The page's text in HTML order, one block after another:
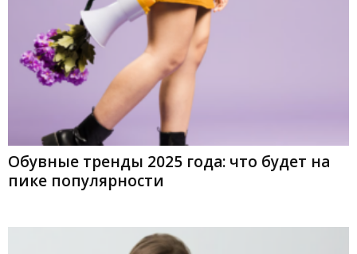
Обувные тренды 2025 года: что будет на
пике популярности